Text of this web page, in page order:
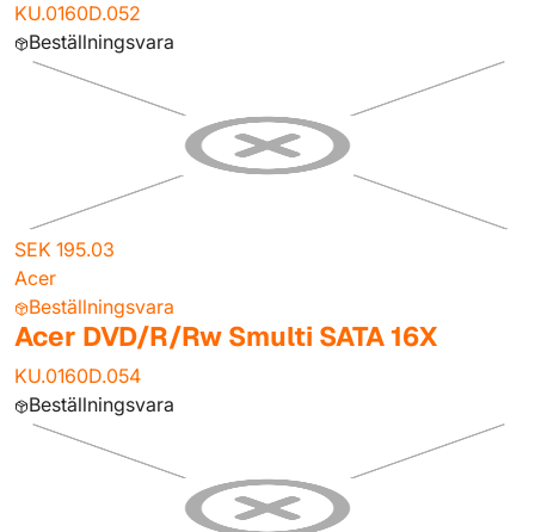
KU.0160D.052
Beställningsvara
SEK 195.03
Acer
Beställningsvara
Acer DVD/R/Rw Smulti SATA 16X
KU.0160D.054
Beställningsvara